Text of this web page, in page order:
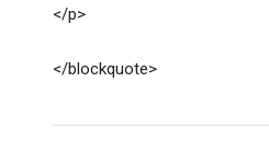
</p>
</blockquote>